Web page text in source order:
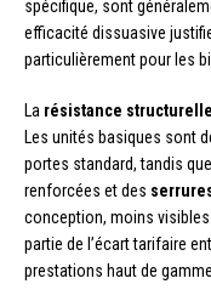
spécifique, sont
efficacité dissuasive
particulièrement pour les
La résistance structurelle
Les unités basiques sont
portes standard, tandis
renforcées et des
conception, moins
partie de l’écart tarifaire
prestations haut de